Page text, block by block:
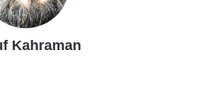
Kahraman